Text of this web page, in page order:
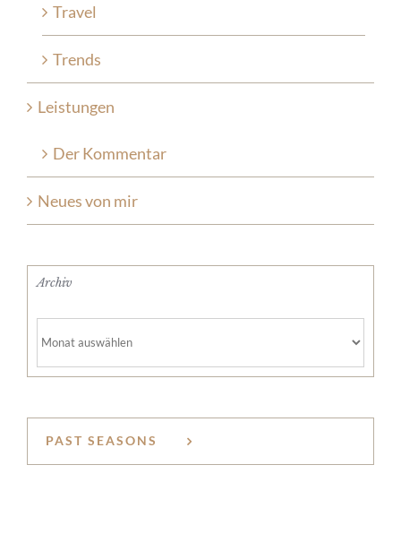
Travel
Trends
Leistungen
Der Kommentar
Neues von mir
Archiv
PAST SEASONS